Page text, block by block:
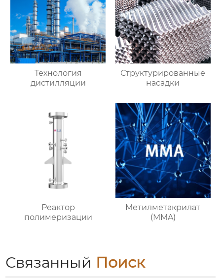
Технология
дистилляции
Структурированные
насадки
Реактор
полимеризации
Метилметакрилат
(MMA)
Связанный Поиск